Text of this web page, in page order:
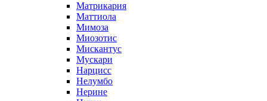
Матрикария
Маттиола
Мимоза
Миозотис
Мискантус
Мускари
Нарцисс
Нелумбо
Нерине